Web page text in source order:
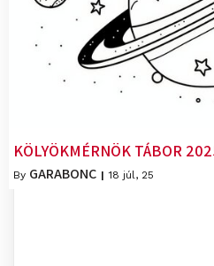
KÖLYÖKMÉRNÖK TÁBOR
By GARABONC | 18 júl, 25